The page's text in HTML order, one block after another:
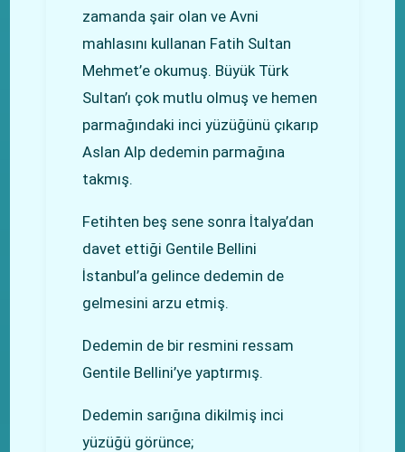
zamanda şair olan ve Avni
mahlasını kullanan Fatih Sultan
Mehmet’e okumuş. Büyük Türk
Sultan’ı çok mutlu olmuş ve hemen
parmağındaki inci yüzüğünü çıkarıp
Aslan Alp dedemin parmağına
takmış.
Fetihten beş sene sonra İtalya’dan
davet ettiği Gentile Bellini
İstanbul’a gelince dedemin de
gelmesini arzu etmiş.
Dedemin de bir resmini ressam
Gentile Bellini’ye yaptırmış.
Dedemin sarığına dikilmiş inci
yüzüğü görünce;